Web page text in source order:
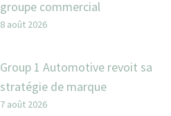
groupe commercial
8 août 2026
Group 1 Automotive revoit sa
stratégie de marque
7 août 2026